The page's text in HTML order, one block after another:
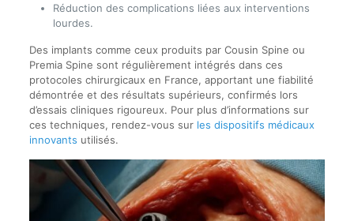
Réduction des complications liées aux interventions
lourdes.
Des implants comme ceux produits par Cousin Spine ou
Premia Spine sont régulièrement intégrés dans ces
protocoles chirurgicaux en France, apportant une fiabilité
démontrée et des résultats supérieurs, confirmés lors
d’essais cliniques rigoureux. Pour plus d’informations sur
ces techniques, rendez-vous sur les dispositifs médicaux
innovants utilisés.